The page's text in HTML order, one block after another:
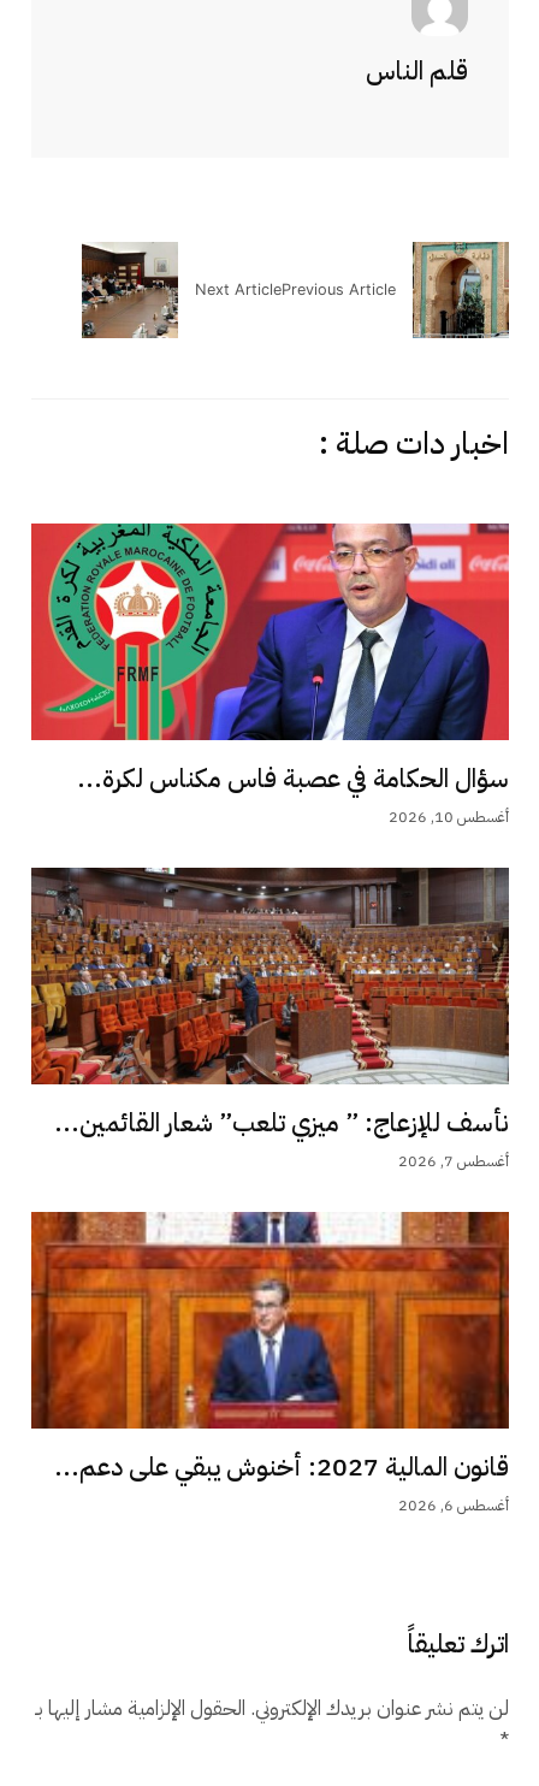
قلم الناس
Previous Article
Next Article
اخبار دات صلة :
سؤال الحكامة في عصبة فاس مكناس لكرة...
أغسطس 10, 2026
نأسف للإزعاج: ” ميزي تلعب” شعار القائمين...
أغسطس 7, 2026
قانون المالية 2027: أخنوش يبقي على دعم...
أغسطس 6, 2026
اترك تعليقاً
لن يتم نشر عنوان بريدك الإلكتروني. الحقول الإلزامية مشار إليها بـ
*